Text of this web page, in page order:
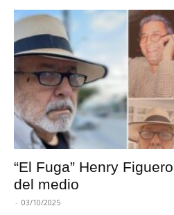
“El Fuga” Henry
del medio
- 03/10/2025